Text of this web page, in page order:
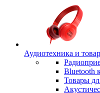
Аудиотехника и
Bluetooth
Товары